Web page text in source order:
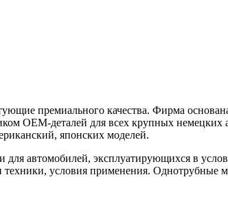
премиального качества. Фирма
ОЕМ-деталей для всех крупных немецких
японских моделей.
для автомобилей, эксплуатирующихся в
условия применения.